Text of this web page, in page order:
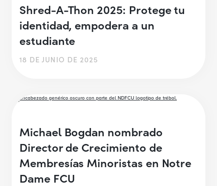
Shred-A-Thon 2025: Protege tu
identidad, empodera a un
estudiante
18 DE JUNIO DE 2025
Michael Bogdan nombrado
Director de Crecimiento de
Membresías Minoristas en Notre
Dame FCU